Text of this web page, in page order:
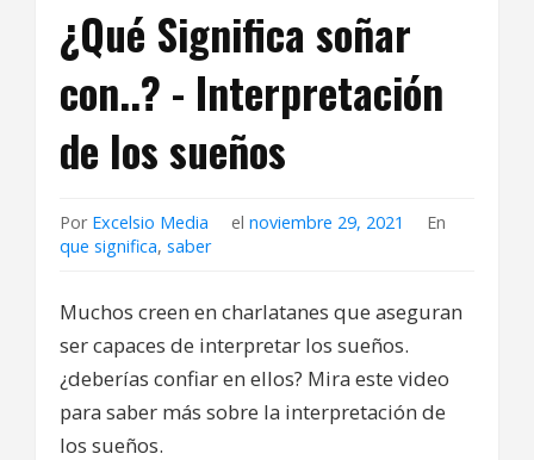
¿Qué Significa soñar
con..? - Interpretación
de los sueños
Por Excelsio Media elnoviembre 29, 2021
En
que significa, saber
Muchos creen en charlatanes que aseguran
ser capaces de interpretar los sueños.
¿deberías confiar en ellos? Mira este video
para saber más sobre la interpretación de
los sueños.